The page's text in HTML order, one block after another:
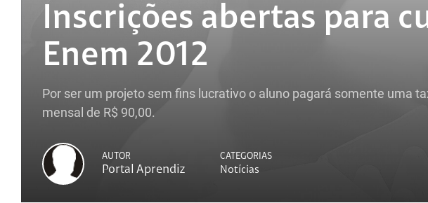
Inscrições abertas para
Enem 2012
Por ser um projeto sem fins lucrativo o aluno pagará somente uma
mensal de R$ 90,00.
AUTOR
Portal Aprendiz
CATEGORIAS
Notícias